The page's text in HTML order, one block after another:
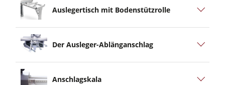
Auslegertisch mit Bodenstützrolle
Der Ausleger-Ablänganschlag
Anschlagskala